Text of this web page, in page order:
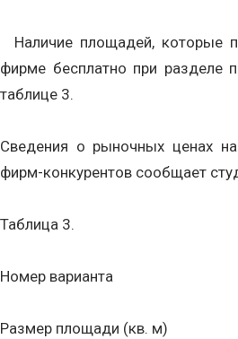
Наличие площадей, которые
фирме бесплатно при разделе
таблице 3.
Сведения о рыночных ценах
фирм-конкурентов сообщает
Таблица 3.
Номер варианта
Размер площади (кв. м)